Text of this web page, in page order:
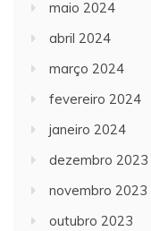
maio 2024
abril 2024
março 2024
fevereiro 2024
janeiro 2024
dezembro 2023
novembro 2023
outubro 2023